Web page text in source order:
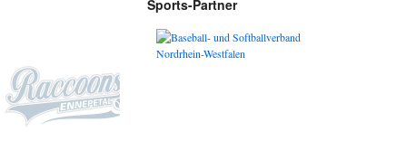
Sports-Partner